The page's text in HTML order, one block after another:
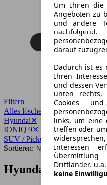
Filtern
Alles löschen
Hyundai✕
IONIQ 9✕
SUV / Pickup
Sortieren:
Hyundai IONIQ 9
Um Ihnen die
Angeboten zu
und andere
darauf
Dadurch ist es
Ihren
und dessen
unten rechts,
Cookies
links, um eine
treffen oder
Interessen
Drittländer,
keine